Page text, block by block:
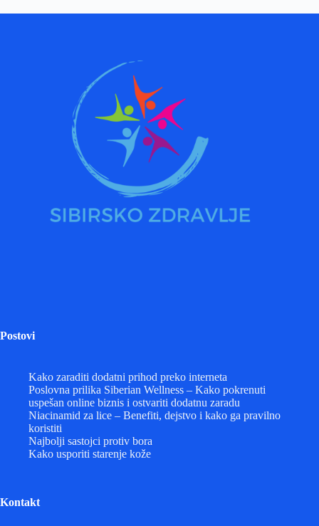
Postovi
Kako zaraditi dodatni prihod preko interneta
Poslovna prilika Siberian Wellness – Kako pokrenuti
uspešan online biznis i ostvariti dodatnu zaradu
Niacinamid za lice – Benefiti, dejstvo i kako ga pravilno
koristiti
Najbolji sastojci protiv bora
Kako usporiti starenje kože
Kontakt